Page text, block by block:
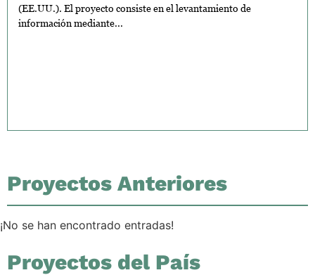
(EE.UU.). El proyecto consiste en el levantamiento de
información mediante...
Proyectos Anteriores
¡No se han encontrado entradas!
Proyectos del País